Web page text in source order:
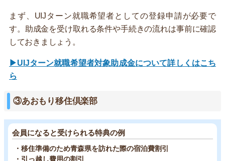
まず、UIJターン就職希望者としての登録申請が必要で
す。助成金を受け取れる条件や手続きの流れは事前に確認
しておきましょう。
▶UIJターン就職希望者対象助成金について詳しくはこち
ら
③あおもり移住倶楽部
会員になると受けられる特典の例
・移住準備のため青森県を訪れた際の宿泊費割引
・引っ越し費用の割引